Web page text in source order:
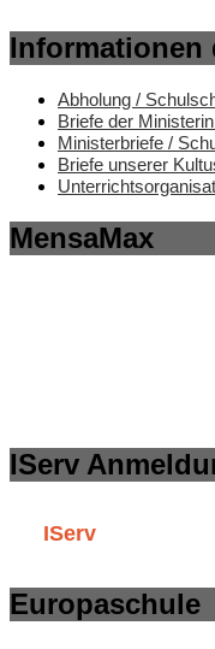
Informationen
Abholung /
Briefe der
Ministerbriefe /
Briefe unserer
MensaMax
IServ
IServ
Europaschule